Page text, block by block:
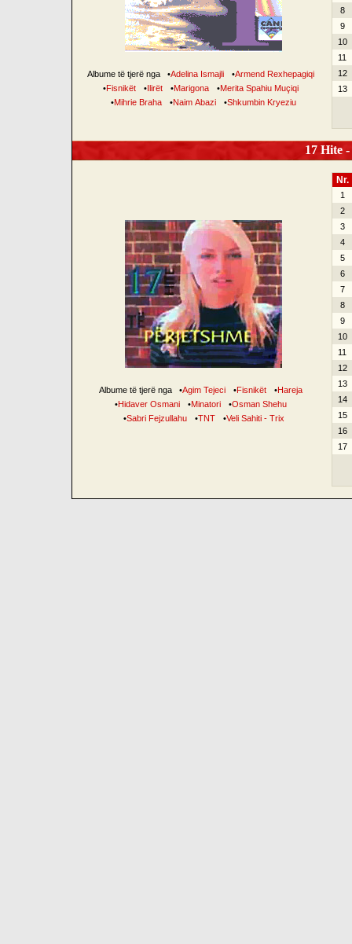
Albume të tjerë nga •Adelina Ismajli •Armend Rexhepagiqi
•Fisnikët •Ilirët •Marigona •Merita Spahiu Muçiqi
•Mihrie Braha •Naim Abazi •Shkumbin Kryeziu
8
9
10
11
12
13
17 Hite
Albume të tjerë nga •Agim Tejeci •Fisnikët •Hareja
•Hidaver Osmani •Minatori •Osman Shehu
•Sabri Fejzullahu •TNT •Veli Sahiti - Trix
Nr.
1
2
3
4
5
6
7
8
9
10
11
12
13
14
15
16
17